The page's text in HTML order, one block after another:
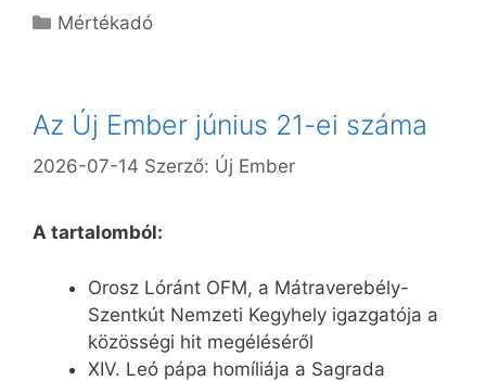
Kategória
Mértékadó
Az Új Ember június 21-ei száma
2026-07-14 Szerző: Új Ember
A tartalomból:
Orosz Lóránt OFM, a Mátraverebély-
Szentkút Nemzeti Kegyhely igazgatója a
közösségi hit megéléséről
XIV. Leó pápa homíliája a Sagrada